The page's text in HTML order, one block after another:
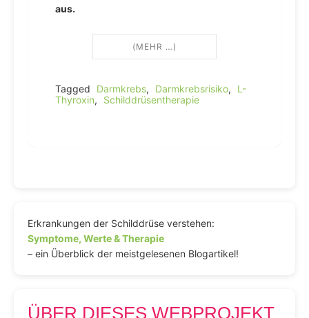
aus.
(MEHR …)
Tagged Darmkrebs, Darmkrebsrisiko,
L-
Thyroxin, Schilddrüsentherapie
Erkrankungen der Schilddrüse verstehen:
Symptome, Werte & Therapie
– ein Überblick der meistgelesenen Blogartikel!
ÜBER DIESES WEBPROJEKT